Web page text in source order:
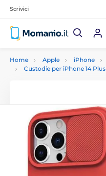
Scrivici
Home Apple iPhone
Custodie per iPhone 14 Plus